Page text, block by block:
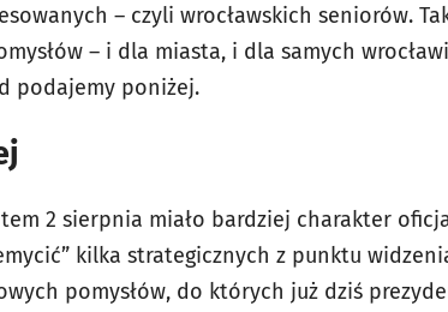
– czyli wrocławskich seniorów.
– i dla miasta, i dla samych
podajemy poniżej.
2 sierpnia miało bardziej charakter
kilka strategicznych z punktu
pomysłów, do których już dziś